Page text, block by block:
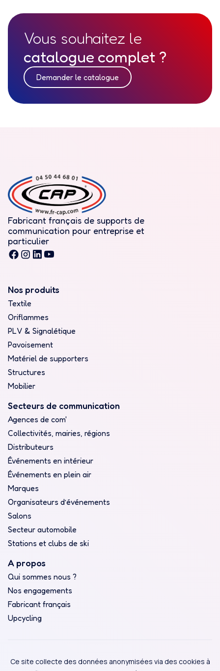
Vous souhaitez le
catalogue complet ?
Demander le catalogue
Fabricant français de supports de
communication pour entreprise et
particulier
Nos produits
Textile
Oriflammes
PLV & Signalétique
Pavoisement
Matériel de supporters
Structures
Mobilier
Secteurs de communication
Agences de com'
Collectivités, mairies, régions
Distributeurs
Événements en intérieur
Événements en plein air
Marques
Organisateurs d’événements
Salons
Secteur automobile
Stations et clubs de ski
A propos
Qui sommes nous ?
Nos engagements
Fabricant français
Upcycling
Ce site collecte des données anonymisées via des cookies à